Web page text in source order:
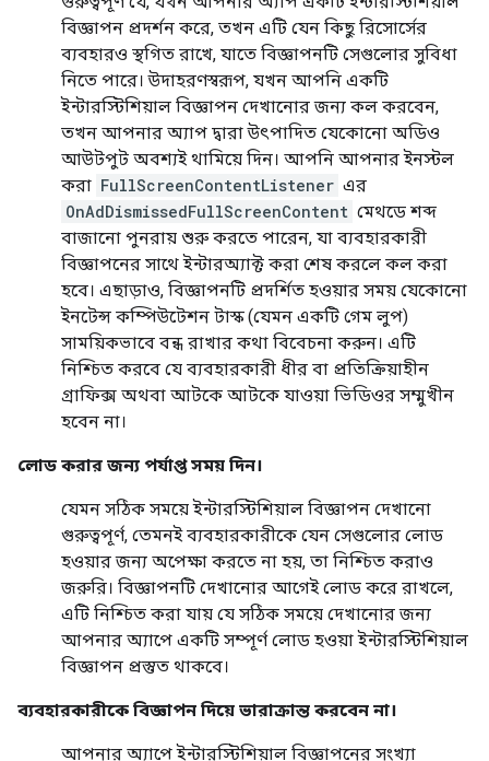
বিজ্ঞাপন প্রদর্শন করে, তখন এটি যেন কিছু রিসোর্সের
ব্যবহারও স্থগিত রাখে, যাতে বিজ্ঞাপনটি সেগুলোর সুবিধা
নিতে পারে। উদাহরণস্বরূপ, যখন আপনি একটি
ইন্টারস্টিশিয়াল বিজ্ঞাপন দেখানোর জন্য কল করবেন,
তখন আপনার অ্যাপ দ্বারা উৎপাদিত যেকোনো অডিও
আউটপুট অবশ্যই থামিয়ে দিন। আপনি আপনার ইনস্টল
করা FullScreenContentListener এর
OnAdDismissedFullScreenContent মেথডে শব্দ
বাজানো পুনরায় শুরু করতে পারেন, যা ব্যবহারকারী
বিজ্ঞাপনের সাথে ইন্টারঅ্যাক্ট করা শেষ করলে কল করা
হবে। এছাড়াও, বিজ্ঞাপনটি প্রদর্শিত হওয়ার সময় যেকোনো
ইনটেন্স কম্পিউটেশন টাস্ক (যেমন একটি গেম লুপ)
সাময়িকভাবে বন্ধ রাখার কথা বিবেচনা করুন। এটি
নিশ্চিত করবে যে ব্যবহারকারী ধীর বা প্রতিক্রিয়াহীন
গ্রাফিক্স অথবা আটকে আটকে যাওয়া ভিডিওর সম্মুখীন
হবেন না।
লোড করার জন্য পর্যাপ্ত সময় দিন।
যেমন সঠিক সময়ে ইন্টারস্টিশিয়াল বিজ্ঞাপন দেখানো
গুরুত্বপূর্ণ, তেমনই ব্যবহারকারীকে যেন সেগুলোর লোড
হওয়ার জন্য অপেক্ষা করতে না হয়, তা নিশ্চিত করাও
জরুরি। বিজ্ঞাপনটি দেখানোর আগেই লোড করে রাখলে,
এটি নিশ্চিত করা যায় যে সঠিক সময়ে দেখানোর জন্য
আপনার অ্যাপে একটি সম্পূর্ণ লোড হওয়া ইন্টারস্টিশিয়াল
বিজ্ঞাপন প্রস্তুত থাকবে।
ব্যবহারকারীকে বিজ্ঞাপন দিয়ে ভারাক্রান্ত করবেন না।
আপনার অ্যাপে ইন্টারস্টিশিয়াল বিজ্ঞাপনের সংখ্যা